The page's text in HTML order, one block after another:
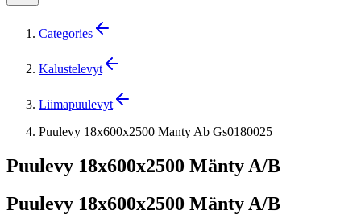
Categories
Kalustelevyt
Liimapuulevyt
Puulevy 18x600x2500 Manty Ab Gs0180025
Puulevy 18x600x2500 Mänty A/B
Puulevy 18x600x2500 Mänty A/B